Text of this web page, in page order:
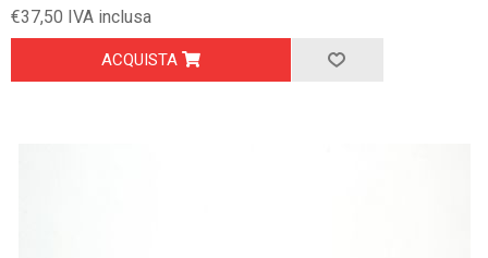
€37,50 IVA inclusa
ACQUISTA